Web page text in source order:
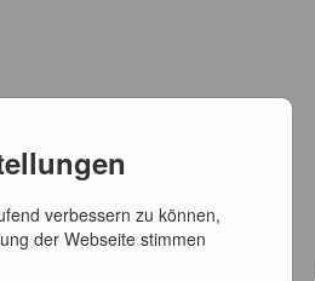
verbessern zu können,
der Webseite stimmen